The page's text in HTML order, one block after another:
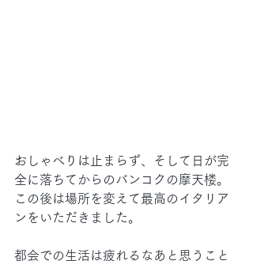
おしゃべりは止まらず、そして日が完
全に落ちてからのバンコクの摩天楼。
この後は場所を変えて最高のイタリア
ンをいただきました。
都会での生活は疲れるなあと思うこと